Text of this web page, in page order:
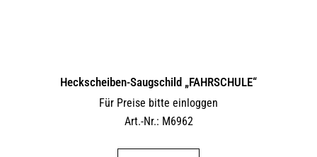
Heckscheiben-Saugschild „FAHRSCHULE“
Für Preise bitte einloggen
Art.-Nr.: M6962